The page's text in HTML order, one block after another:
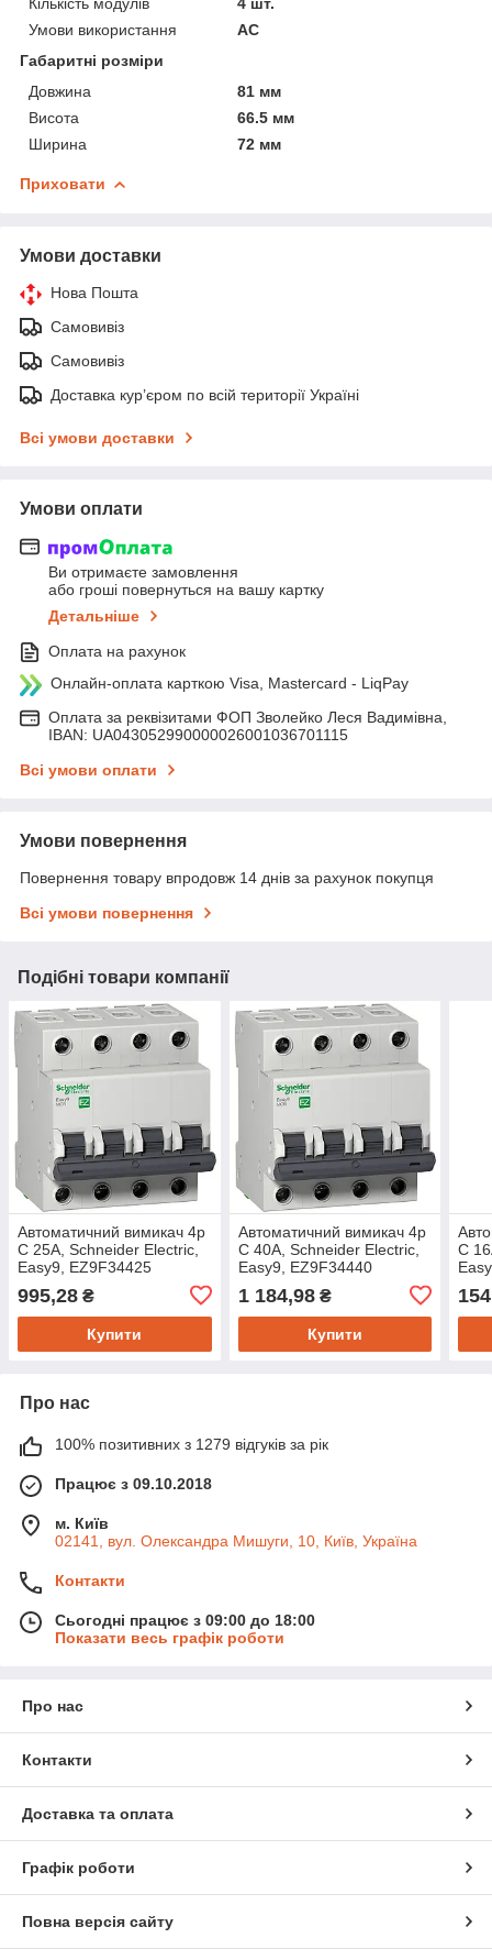
Умови використання
АС
Габаритні розміри
Довжина
81 мм
Висота
66.5 мм
Ширина
72 мм
Приховати
Умови доставки
Нова Пошта
Самовивіз
Самовивіз
Доставка кур’єром по всій території Україні
Всі умови доставки
Умови оплати
Ви отримаєте замовлення
або гроші повернуться на вашу картку
Детальніше
Оплата на рахунок
Онлайн-оплата карткою Visa, Mastercard - LiqPay
Оплата за реквізитами ФОП Зволейко Леся Вадимівна,
IBAN: UA043052990000026001036701115
Всі умови оплати
Умови повернення
Повернення товару впродовж 14 днів за рахунок покупця
Всі умови повернення
Подібні товари компанії
Автоматичний вимикач 4p
C 25A, Schneider Electric,
Easy9, EZ9F34425
995,28 ₴
Купити
Автоматичний вимикач 4p
C 40A, Schneider Electric,
Easy9, EZ9F34440
1 184,98₴
Купити
C
Про нас
100% позитивних з 1279 відгуків за рік
Працює з 09.10.2018
м. Київ
02141, вул. Олександра Мишуги, 10, Київ, Україна
Контакти
Сьогодні працює з 09:00 до 18:00
Показати весь графік роботи
Про нас
Контакти
Доставка та оплата
Графік роботи
Повна версія сайту